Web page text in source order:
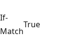
If-
Match
True